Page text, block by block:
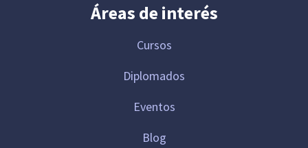
Áreas de interés
Cursos
Diplomados
Eventos
Blog